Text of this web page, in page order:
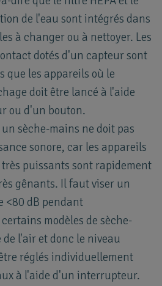
de l'eau sont intégrés dans
à changer ou à nettoyer. Les
dotés d'un capteur sont
que les appareils où le
doit être lancé à l'aide
ou d'un bouton.
un sèche-mains ne doit pas
sonore, car les appareils
puissants sont rapidement
gênants. Il faut viser un
<80 dB pendant
modèles de sèche-
de l'air et donc le niveau
réglés individuellement
à l'aide d'un interrupteur.